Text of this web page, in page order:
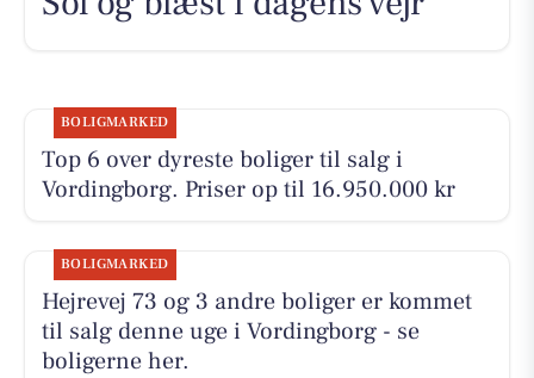
BOLIGMARKED
Top 6 over dyreste boliger til salg i
Vordingborg. Priser op til 16.950.000 kr
BOLIGMARKED
Hejrevej 73 og 3 andre boliger er kommet
til salg denne uge i Vordingborg - se
boligerne her.